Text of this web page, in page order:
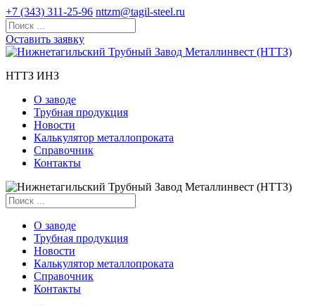
+7 (343) 311-25-96 nttzm@tagil-steel.ru
Оставить заявку
НТТЗ ИНЗ
О заводе
Трубная продукция
Новости
Калькулятор металлопроката
Справочник
Контакты
О заводе
Трубная продукция
Новости
Калькулятор металлопроката
Справочник
Контакты